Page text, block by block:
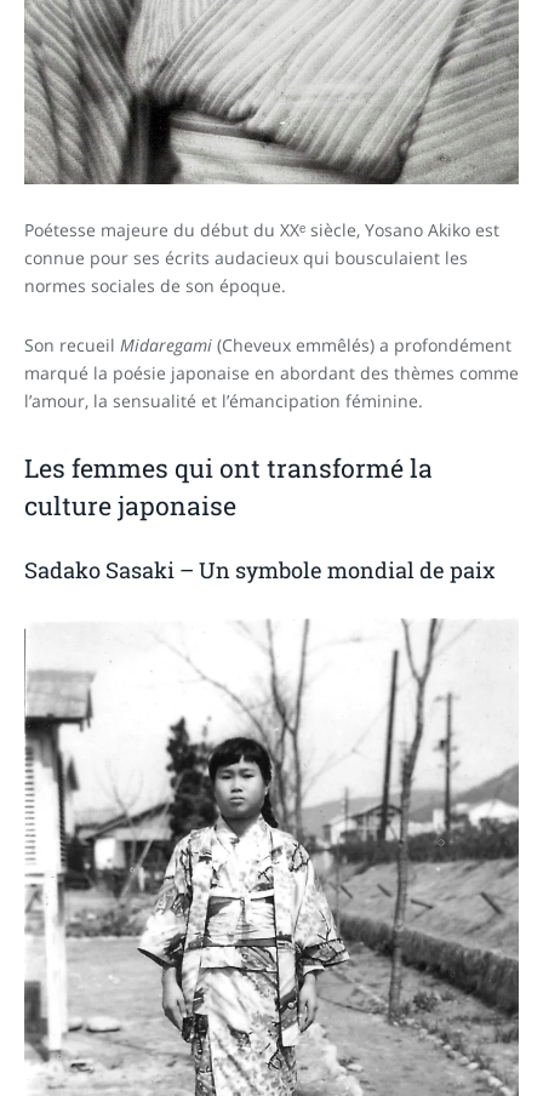
Poétesse majeure du début du XXᵉ siècle, Yosano Akiko est
connue pour ses écrits audacieux qui bousculaient les
normes sociales de son époque.
Son recueil Midaregami (Cheveux emmêlés) a profondément
marqué la poésie japonaise en abordant des thèmes comme
l’amour, la sensualité et l’émancipation féminine.
Les femmes qui ont transformé la
culture japonaise
Sadako Sasaki – Un symbole mondial de paix